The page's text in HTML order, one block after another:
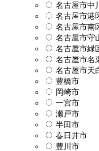
名古屋市中
名古屋市港
名古屋市南
名古屋市守
名古屋市緑
名古屋市名
名古屋市天
豊橋市
岡崎市
一宮市
瀬戸市
半田市
春日井市
豊川市